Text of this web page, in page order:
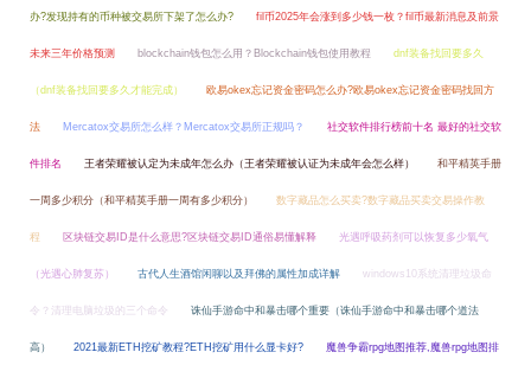
办?发现持有的币种被交易所下架了怎么办? fil币2025年会涨到多少钱一枚？fil币最新消息及前景
未来三年价格预测 blockchain钱包怎么用？Blockchain钱包使用教程 dnf装备找回要多久
（dnf装备找回要多久才能完成） 欧易okex忘记资金密码怎么办?欧易okex忘记资金密码找回方
法 Mercatox交易所怎么样？Mercatox交易所正规吗？ 社交软件排行榜前十名 最好的社交软
件排名 王者荣耀被认定为未成年怎么办（王者荣耀被认证为未成年会怎么样） 和平精英手册
一周多少积分（和平精英手册一周有多少积分） 数字藏品怎么买卖?数字藏品买卖交易操作教
程 区块链交易ID是什么意思?区块链交易ID通俗易懂解释 光遇呼吸药剂可以恢复多少氧气
（光遇心肺复苏） 古代人生酒馆闲聊以及拜佛的属性加成详解 windows10系统清理垃圾命
令？清理电脑垃圾的三个命令 诛仙手游命中和暴击哪个重要（诛仙手游命中和暴击哪个道法
高） 2021最新ETH挖矿教程?ETH挖矿用什么显卡好? 魔兽争霸rpg地图推荐,魔兽rpg地图排